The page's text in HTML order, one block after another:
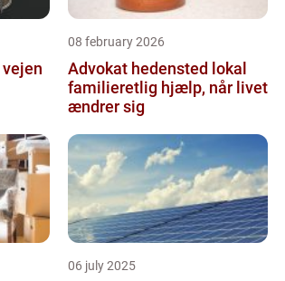
08 february 2026
Advokat hedensted lokal
familieretlig hjælp, når livet
ændrer sig
06 july 2025